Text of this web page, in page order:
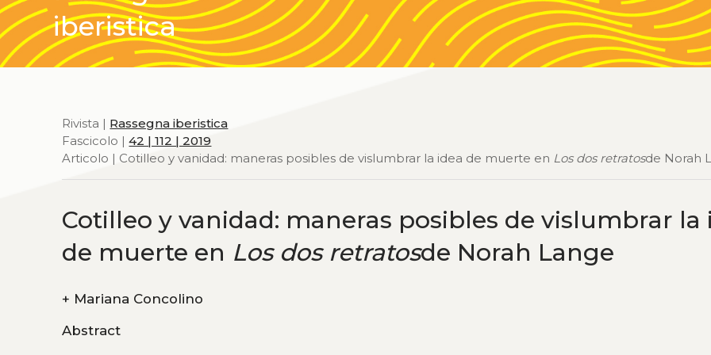
iberistica
Rivista | Rassegna iberistica
Fascicolo |42 | 112 | 2019
Articolo | Cotilleo y vanidad: maneras posibles de vislumbrar la idea de muerte en Los dos retratosde Norah
Cotilleo y vanidad: maneras posibles de vislumbrar la
de muerte en Los dos retratosde Norah Lange
+ Mariana Concolino
Abstract